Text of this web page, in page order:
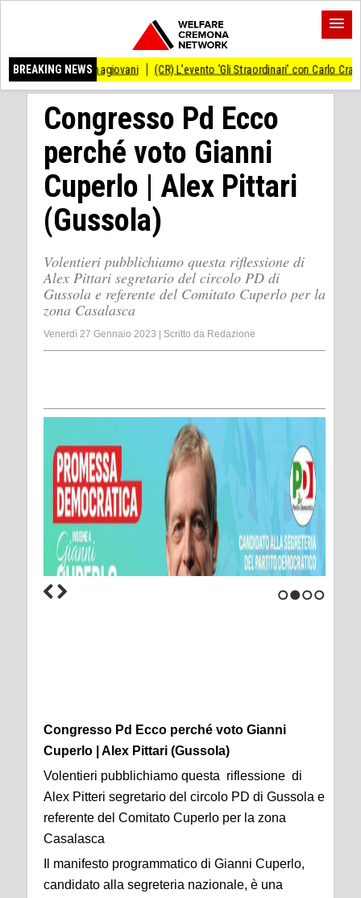
BREAKING NEWS(CR) L'evento 'Gli Straordinari' con Carlo Cracco anticipato al
Congresso Pd Ecco
perché voto Gianni
Cuperlo | Alex Pittari
(Gussola)
Volentieri pubblichiamo questa riflessione di
Alex Pittari segretario del circolo PD di
Gussola e referente del Comitato Cuperlo per la
zona Casalasca
Venerdì 27 Gennaio 2023 Scritto da Redazione
Congresso Pd Ecco perché voto Gianni
Cuperlo | Alex Pittari (Gussola)
Volentieri pubblichiamo questa riflessione di
Alex Pitteri segretario del circolo PD di Gussola e
referente del Comitato Cuperlo per la zona
Casalasca
Il manifesto programmatico di Gianni Cuperlo,
candidato alla segreteria nazionale, è una